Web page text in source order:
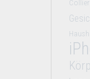
Collier